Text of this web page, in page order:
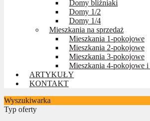
Domy bliźniaki
Domy 1/2
Domy 1/4
Mieszkania na sprzedaż
Mieszkania 1-pokojowe
Mieszkania 2-pokojowe
Mieszkania 3-pokojowe
Mieszkania 4-pokojowe i
ARTYKUŁY
KONTAKT
Wyszukiwarka
Typ oferty